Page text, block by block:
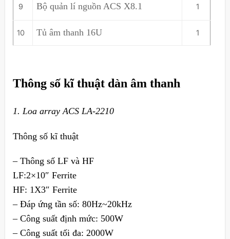
9 Bộ quản lí nguồn ACS X8.1 1
10 Tủ âm thanh 16U 1
Thông số kĩ thuật dàn âm thanh
1. Loa array ACS LA-2210
Thông số kĩ thuật
– Thông số LF và HF
LF:2×10″ Ferrite
HF: 1X3″ Ferrite
– Đáp ứng tần số: 80Hz~20kHz
– Công suất định mức: 500W
– Công suất tối đa: 2000W